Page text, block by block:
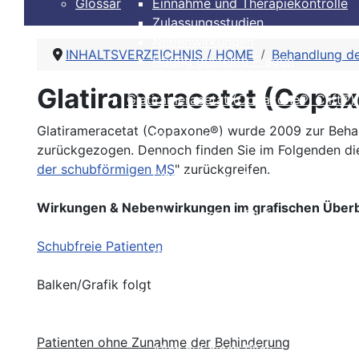
Einnahme und Therapiekontrolle
Zulassungsstudien
Häufig gestellte Fragen
Glatirameracetat (Copaxone®, Clift®)
Wirksamkeit
Nebenwirkungen
Einnahme und Therapiekontrolle
Alles auf einen Blick
Beschreibung
Alles auf einen Blick
Glossar
INHALTSVERZEICHNIS / HOME Behandlung
Glatirameracetat
Glatirameracetat (Copaxone®) wurde 2009 zur
zurückgezogen. Dennoch finden Sie im Folgenden
der schubförmigen MS" zurückgreifen.
Wirkungen & Nebenwirkungen im grafischen
Schubfreie Patienten
Balken/Grafik folgt
Patienten ohne Zunahme der Behinderung